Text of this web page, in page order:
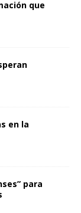
que
en la
para